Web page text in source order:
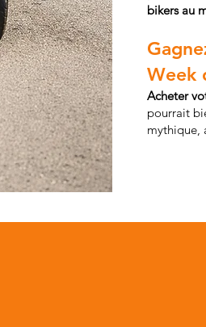
bikers au
Week
Acheter
pourrait
mythique,